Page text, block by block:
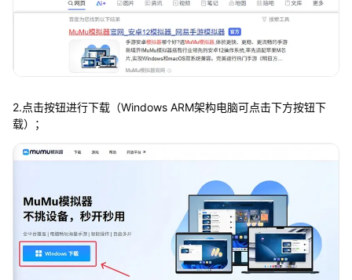
2.点击按钮进行下载（Windows ARM架构电脑可点击下方按钮下
载）；